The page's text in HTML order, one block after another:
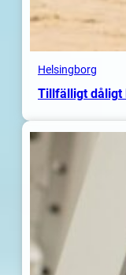
Helsingborg
Tillfälligt dåligt